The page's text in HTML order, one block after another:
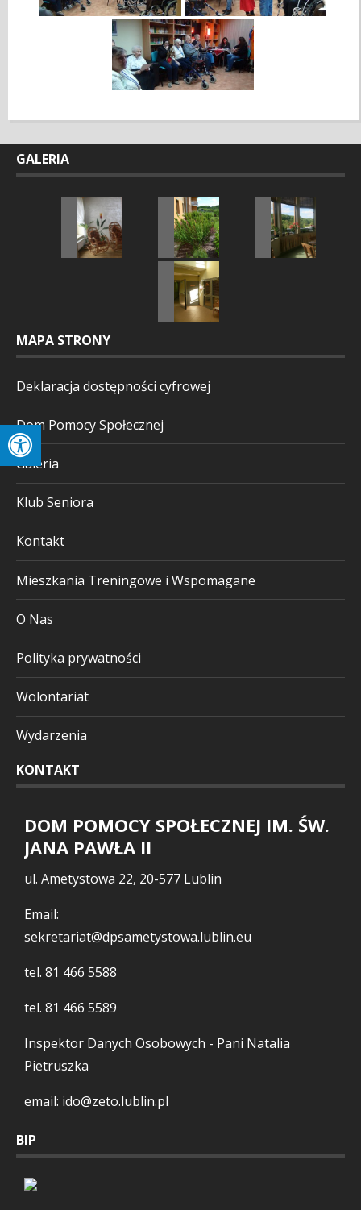
GALERIA
MAPA STRONY
Deklaracja dostępności cyfrowej
Dom Pomocy Społecznej
Galeria
Klub Seniora
Kontakt
Mieszkania Treningowe i Wspomagane
O Nas
Polityka prywatności
Wolontariat
Wydarzenia
KONTAKT
DOM POMOCY SPOŁECZNEJ IM. ŚW.
JANA PAWŁA II
ul. Ametystowa 22, 20-577 Lublin
Email:
sekretariat@dpsametystowa.lublin.eu
tel. 81 466 5588
tel. 81 466 5589
Inspektor Danych Osobowych - Pani Natalia
Pietruszka
email: ido@zeto.lublin.pl
BIP